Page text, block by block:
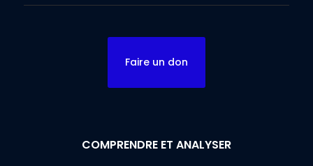
Faire un don
COMPRENDRE ET ANALYSER